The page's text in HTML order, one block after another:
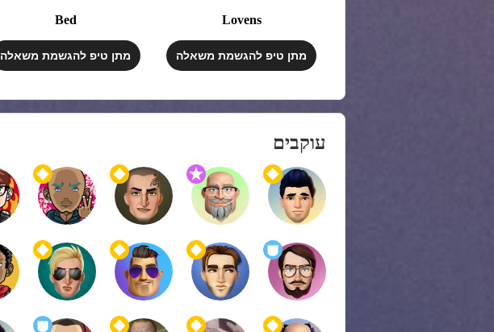
Lovens
מתן טיפ להגשמת משאלה
Bed
מתן טיפ להגשמת משאלה
עוקבים